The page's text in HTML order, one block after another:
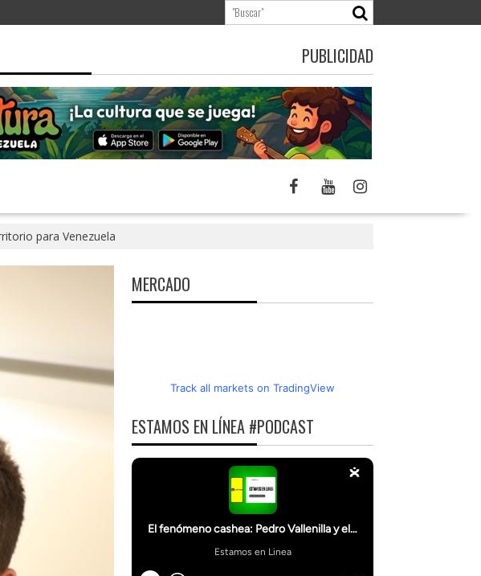
PUBLICIDAD
para Venezuela
MERCADO
Track all markets on TradingView
ESTAMOS EN LÍNEA #PODCAST